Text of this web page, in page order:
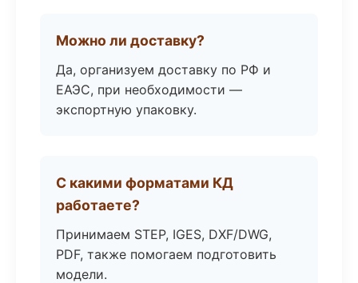
Можно ли доставку?
Да, организуем доставку по РФ и
ЕАЭС, при необходимости —
экспортную упаковку.
С какими форматами КД
работаете?
Принимаем STEP, IGES, DXF/DWG,
PDF, также помогаем подготовить
модели.